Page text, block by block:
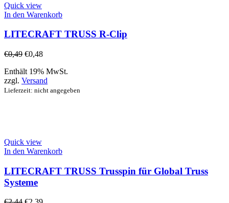
Quick view
In den Warenkorb
LITECRAFT TRUSS R-Clip
€0,49 €0,48
Enthält 19% MwSt.
zzgl. Versand
Lieferzeit: nicht angegeben
Quick view
In den Warenkorb
LITECRAFT TRUSS Trusspin für Global Truss
Systeme